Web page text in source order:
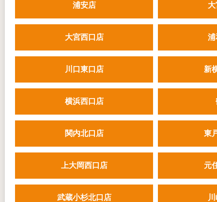
浦安店
大宮西口店 浦
川口東口店 新
横浜西口店
関内北口店 東
上大岡西口店 元
武蔵小杉北口店